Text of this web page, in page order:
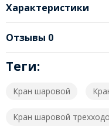
Характеристики
Отзывы 0
Теги:
Кран шаровой
Кран шаровой